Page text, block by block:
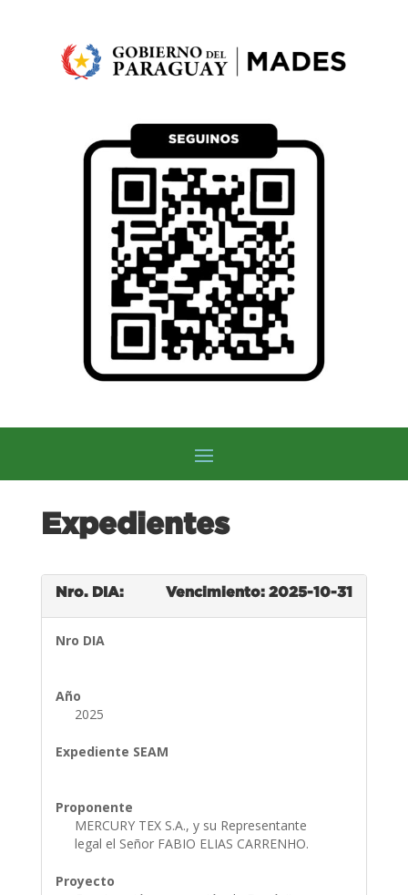
Expedientes
Nro. DIA: Vencimiento: 2025-10-31
Nro DIA
Año
2025
Expediente SEAM
Proponente
MERCURY TEX S.A., y su Representante
legal el Señor FABIO ELIAS CARRENHO.
Proyecto